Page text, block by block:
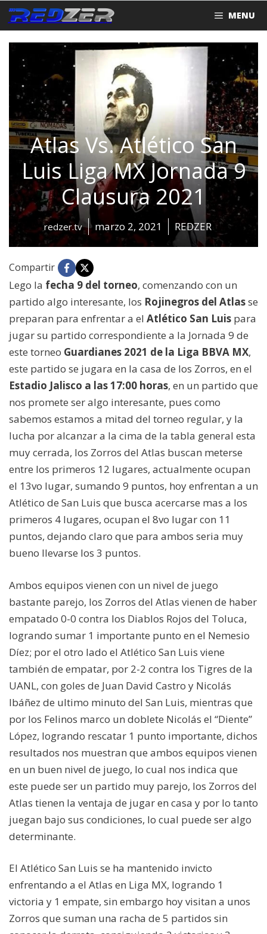
Saltar
al
contenido
MENU
Atlas Vs. Atlético San
Luis Liga MX Jornada 9
Clausura 2021
redzer.tv marzo 2, 2021 REDZER
Compartir
Lego la fecha 9 del torneo, comenzando con un
partido algo interesante, los Rojinegros del Atlasse
preparan para enfrentar a el Atlético San Luis para
jugar su partido correspondiente a la Jornada 9 de
este torneo Guardianes 2021 de la Liga BBVA MX,
este partido se jugara en la casa de los Zorros, en el
Estadio Jalisco a las 17:00 horas, en un partido que
nos promete ser algo interesante, pues como
sabemos estamos a mitad del torneo regular, y la
lucha por alcanzar a la cima de la tabla general esta
muy cerrada, los Zorros del Atlas buscan meterse
entre los primeros 12 lugares, actualmente ocupan
el 13vo lugar, sumando 9 puntos, hoy enfrentan a un
Atlético de San Luis que busca acercarse mas a los
primeros 4 lugares, ocupan el 8vo lugar con 11
puntos, dejando claro que para ambos seria muy
bueno llevarse los 3 puntos.
Ambos equipos vienen con un nivel de juego
bastante parejo, los Zorros del Atlas vienen de haber
empatado 0-0 contra los Diablos Rojos del Toluca,
logrando sumar 1 importante punto en el Nemesio
Díez; por el otro lado el Atlético San Luis viene
también de empatar, por 2-2 contra los Tigres de la
UANL, con goles de Juan David Castro y Nicolás
Ibáñez de ultimo minuto del San Luis, mientras que
por los Felinos marco un doblete Nicolás el “Diente”
López, logrando rescatar 1 punto importante, dichos
resultados nos muestran que ambos equipos vienen
en un buen nivel de juego, lo cual nos indica que
este puede ser un partido muy parejo, los Zorros del
Atlas tienen la ventaja de jugar en casa y por lo tanto
juegan bajo sus condiciones, lo cual puede ser algo
determinante.
El Atlético San Luis se ha mantenido invicto
enfrentando a el Atlas en Liga MX, logrando 1
victoria y 1 empate, sin embargo hoy visitan a unos
Zorros que suman una racha de 5 partidos sin